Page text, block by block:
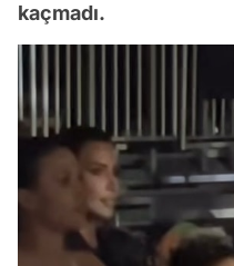
kaçmadı.